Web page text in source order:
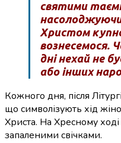
святими
Христом
вознесемося.
дні нехай не
або інших
Кожного дня, після
що символізують хід
Христа. На Хресному ході
запаленими свічками.